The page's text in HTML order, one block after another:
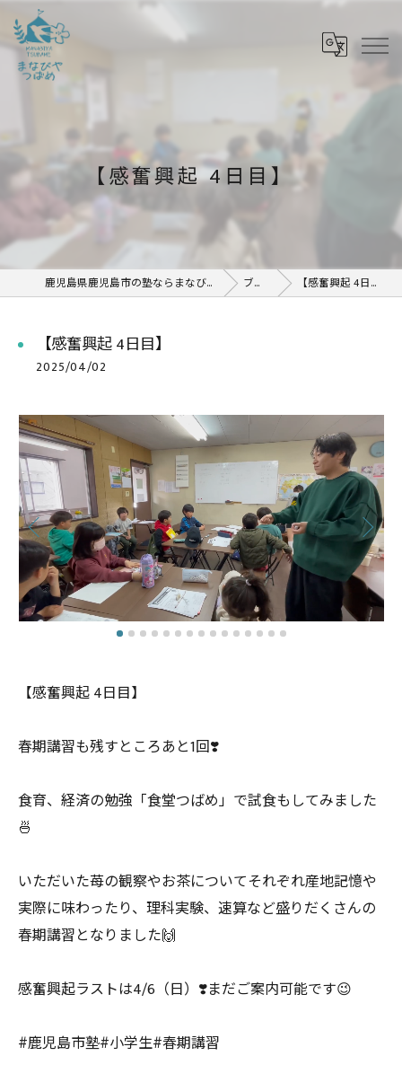
【感奮興起 4日目】
鹿児島県鹿児島市の塾ならまなびや つばめ ブログ 【感奮興起 4日目】
【感奮興起 4日目】
2025/04/02
【感奮興起 4日目】
春期講習も残すところあと1回❣️
食育、経済の勉強「食堂つばめ」で試食もしてみました
🍜
いただいた苺の観察やお茶についてそれぞれ産地記憶や
実際に味わったり、理科実験、速算など盛りだくさんの
春期講習となりました🙌
感奮興起ラストは4/6（日）❣️まだご案内可能です😉
#鹿児島市塾#小学生#春期講習